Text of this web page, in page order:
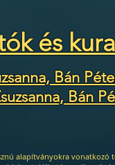
és
Bán
Bán
alapítványokra